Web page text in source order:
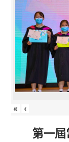
« ‹
第一